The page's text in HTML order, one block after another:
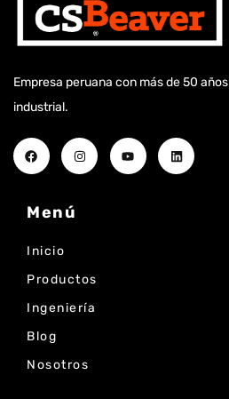
Empresa peruana con más de 50
industrial.
Menú
Inicio
Productos
Ingeniería
Blog
Nosotros